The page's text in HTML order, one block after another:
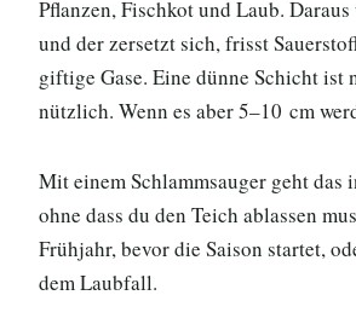
Pflanzen, Fischkot und Laub.
und der zersetzt sich, frisst
giftige Gase. Eine dünne Schicht ist
nützlich. Wenn es aber 5–10 cm
Mit einem Schlammsauger geht das
ohne dass du den Teich ablassen
Frühjahr, bevor die Saison startet,
dem Laubfall.